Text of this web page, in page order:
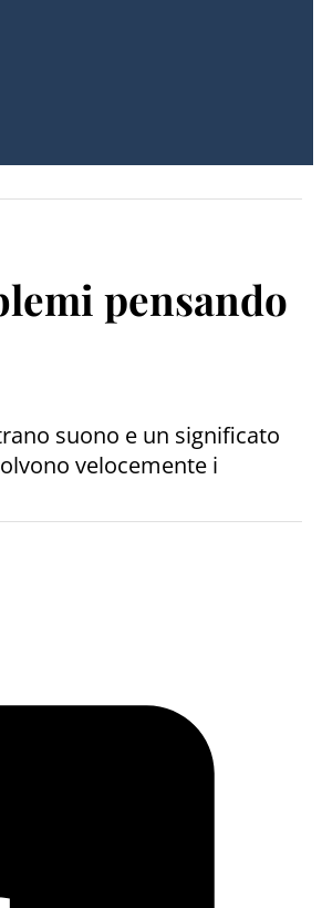
pensando
suono e un significato
velocemente i